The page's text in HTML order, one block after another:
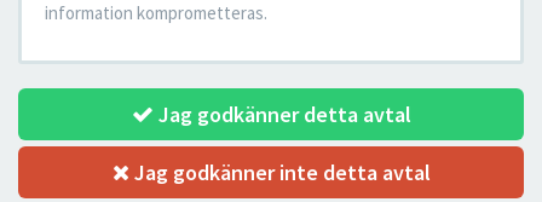
information komprometteras.
Jag godkänner detta avtal
Jag godkänner inte detta avtal